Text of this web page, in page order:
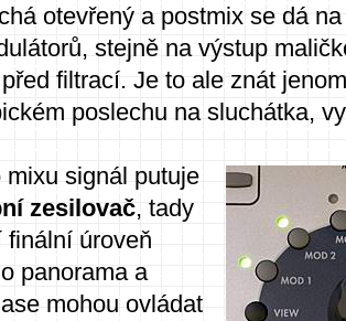
otevřený a postmix se dá
stejně na výstup
filtrací. Je to ale znát
poslechu na sluchátka,
mixu signál putuje
zesilovač, tady
finální úroveň
panorama a
mohou ovládat